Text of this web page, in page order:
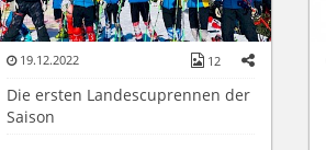
19.12.2022 12
Die ersten Landescuprennen der
Saison